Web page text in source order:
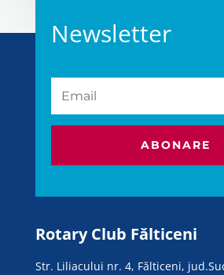
Newsletter
ABONARE
Rotary Club Fălticeni
Str. Liliacului nr. 4, Fălticeni,